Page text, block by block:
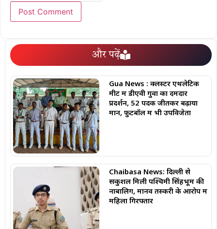
और पढ़ें
Gua News : क्लस्टर एथलेटिक
मीट में डीएवी गुवा का दमदार
प्रदर्शन, 52 पदक जीतकर बढ़ाया
मान, फुटबॉल में भी उपविजेता
Chaibasa News: दिल्ली से
सकुशल मिली पश्चिमी सिंहभूम की
नाबालिग, मानव तस्करी के आरोप में
महिला गिरफ्तार